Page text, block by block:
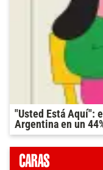
"Usted Está Aquí":
Argentina en un